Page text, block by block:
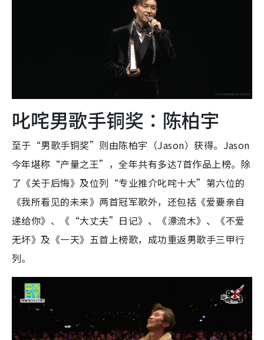
叱咤男歌手铜奖：陈柏宇
至于“男歌手铜奖”则由陈柏宇（Jason）获得。Jason
今年堪称“产量之王”，全年共有多达7首作品上榜。除
了《关于后悔》及位列“专业推介叱咤十大”第六位的
《我所看见的未来》两首冠军歌外，还包括《爱要亲自
递给你》、《“大丈夫”日记》、《漂流木》、《不爱
无坏》及《一天》五首上榜歌，成功重返男歌手三甲行
列。